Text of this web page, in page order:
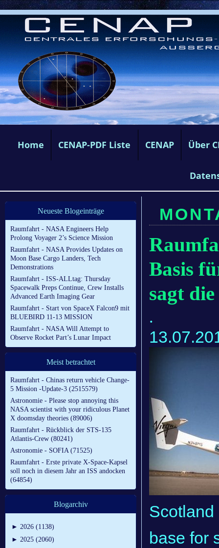
Home CENAP-PDF Liste CENAP Über
Neueste Blogeinträge
Raumfahrt - NASA Engineers Help
Prolong Voyager 2’s Science Mission
Raumfahrt - NASA Provides Updates on
Moon Base Cargo Landers, Tech
Demonstrations
Raumfahrt - ISS-ALLtag: Thursday
Spacewalk Preps Continue, Crew Installs
Advanced Earth Imaging Gear
Raumfahrt - Start von SpaceX Falcon9 mit
BLUEBIRD 11-13 MISSION
Raumfahrt - NASA Will Attempt to
Observe Rocket Part’s Lunar Impact
Meist betrachtet
Raumfahrt - Chinas return vehicle Change-
5 Mission -Update-3 (2515579)
Astronomie - Please stop annoying this
NASA scientist with your ridiculous Planet
X doomsday theories (89006)
Raumfahrt - Rückblick der STS-135
Atlantis-Crew (80241)
Astronomie - SOFIA (71525)
Raumfahrt - Erste private X-Space-Kapsel
soll noch in diesem Jahr an ISS andocken
(64854)
Blogarchiv
► 2026 (1138)
► 2025 (2060)
Basis
sagt
.
Scotland
base for